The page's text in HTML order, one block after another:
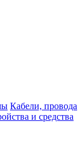
Кабели, провода
и средства